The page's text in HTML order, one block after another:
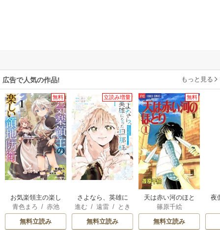
広告で人気の作品! もっと見る
無料
お気楽領主の楽し
い領地防衛
青色まろ / 赤池
宗
/ 転
無料立読み
立読み増量
さよなら、英雄に
なった旦那様 ～
ただ祈るだけの役
立たずな妻のはず
進む / 遠雷/ とき
間
無料立読み
無料
天は赤い河のほと
り
篠原千絵
無料立読み
夜